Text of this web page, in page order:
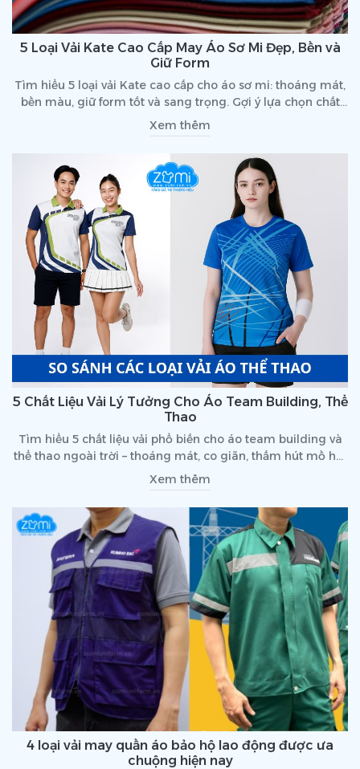
5 Loại Vải Kate Cao Cấp May Áo Sơ Mi Đẹp, Bền và
Giữ Form
Tìm hiểu 5 loại vải Kate cao cấp cho áo sơ mi: thoáng mát,
bền màu, giữ form tốt và sang trọng. Gợi ý lựa chọn chất
liệu phù hợp cho đồng phục doanh nghiệp.
Xem thêm
5 Chất Liệu Vải Lý Tưởng Cho Áo Team Building, Thể
Thao
Tìm hiểu 5 chất liệu vải phổ biến cho áo team building và
thể thao ngoài trời – thoáng mát, co giãn, thấm hút mồ hôi
tốt, bền đẹp khi vận động.
Xem thêm
4 loại vải may quần áo bảo hộ lao động được ưa
chuộng hiện nay